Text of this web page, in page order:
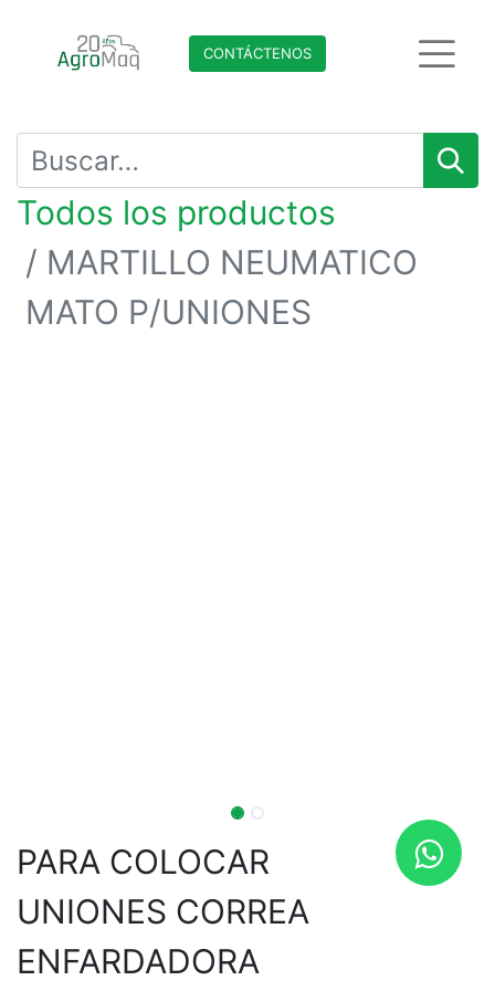
CONTÁCTENO​​​​S
Todos los productos
MARTILLO NEUMATICO
MATO P/UNIONES
PARA COLOCAR
UNIONES CORREA
ENFARDADORA